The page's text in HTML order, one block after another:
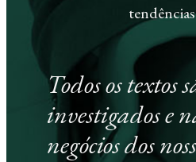
Todos os
investigados e
negócios dos